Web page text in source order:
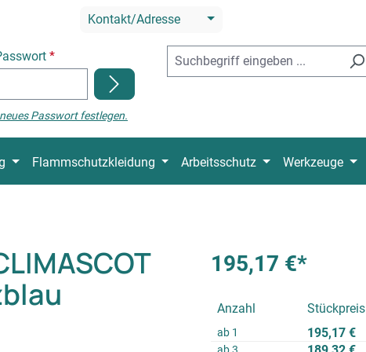
Kontakt/Adresse
*
Passwort festlegen.
Flammschutzkleidung Arbeitsschutz Werkzeuge
195,17 €*
Anzahl Stückpreis
ab 1 195,17 €